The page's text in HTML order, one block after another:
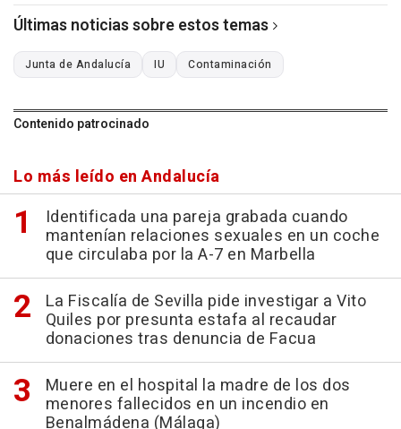
Últimas noticias sobre estos temas
Junta de Andalucía IU Contaminación
Contenido patrocinado
Lo más leído en Andalucía
Identificada una pareja grabada cuando
mantenían relaciones sexuales en un coche
que circulaba por la A-7 en Marbella
La Fiscalía de Sevilla pide investigar a Vito
Quiles por presunta estafa al recaudar
donaciones tras denuncia de Facua
Muere en el hospital la madre de los dos
menores fallecidos en un incendio en
Benalmádena (Málaga)